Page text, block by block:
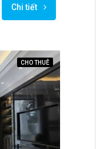
Chi tiết
CHO THUÊ